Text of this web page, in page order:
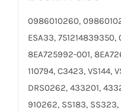
0986010260,
ESA33,
8EA725992-001,
110794, C3423, VS144,
DRS0262, 433201,
910262, SS183, SS323,